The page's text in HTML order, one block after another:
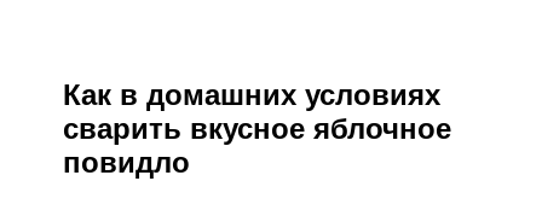
Как в домашних условиях
сварить вкусное яблочное
повидло